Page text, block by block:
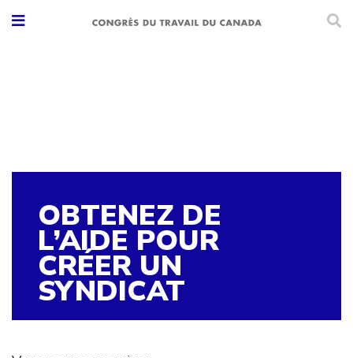
OBTENEZ DE
L’AIDE POUR
CRÉER UN
SYNDICAT